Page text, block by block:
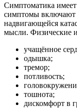
Симптоматика
симптомы включают
надвигающейся
мысли. Физические
учащённое
одышка;
тремор;
потливость;
тошнота;
дискомфорт в